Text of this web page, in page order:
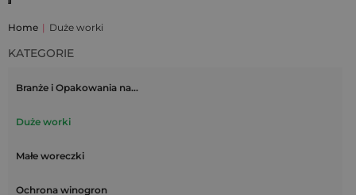
Home | Duże worki
KATEGORIE
Branże i Opakowania na…
Duże worki
Małe woreczki
Ochrona winogron